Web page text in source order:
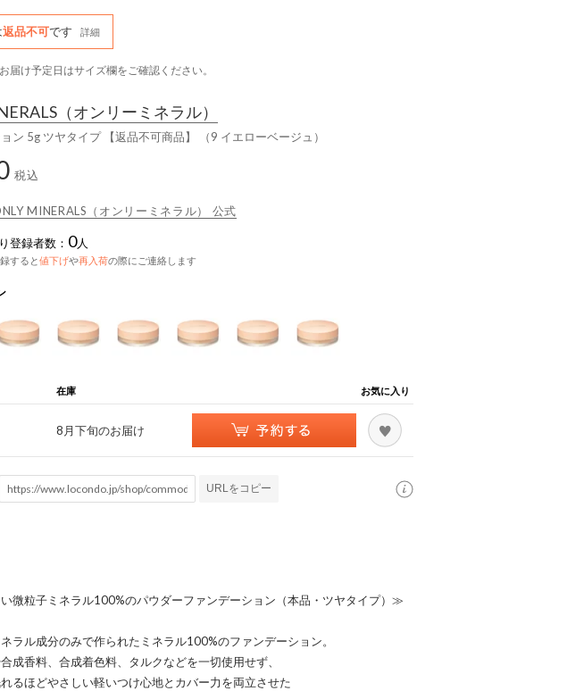
返品不可です 詳細
お届け予定日はサイズ欄をご確認ください。
（オンリーミネラル）
ン 5g ツヤタイプ 【返品不可商品】 （9 イエローベージュ）
税込
MINERALS（オンリーミネラル） 公式
登録者数： 0人
すると値下げや再入荷の際にご連絡します
在庫 お気に入り
8月下旬のお届け
URLをコピー
微粒子ミネラル100%のパウダーファンデーション（本品・ツヤタイプ）≫
ラル成分のみで作られたミネラル100%のファンデーション。
成香料、合成着色料、タルクなどを一切使用せず、
るほどやさしい軽いつけ心地とカバー力を両立させた